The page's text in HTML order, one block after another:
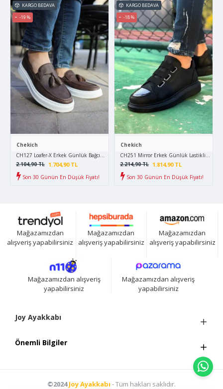
KARGO BEDAVA
-19 %
Chekich
CH127 Loafer-X Erkek Günlük Bağcıksız Corcik Cilt Klasik Ayakkabı CBT - Kahverengi
1.704,90 TL
2.104,90 TL
Son 30 Günün En Düşük Fiyatı!
KARGO BEDAVA
-18 %
Chekich
CH251 Mirror Erkek Günlük Lastikli Cilt
1.814,90 TL
2.214,90 TL
Son 30 Günün En Düşük Fiyatı!
Mağazamızdan
alışveriş yapabilirsiniz
Mağazamızdan
alışveriş yapabilirsiniz
Mağazamızdan
alışveriş yapabilirsiniz
Mağazamızdan alışveriş
yapabilirsiniz
Mağazamızdan alışveriş
yapabilirsiniz
Joy Ayakkabı
Önemli Bilgiler
©2024Joy Ayakkabı - Tüm hakları saklıdır.